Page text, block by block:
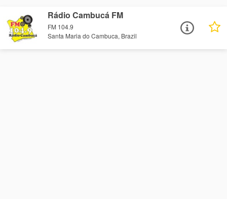
Rádio Cambucá FM
FM 104.9
Santa Maria do Cambuca, Brazil